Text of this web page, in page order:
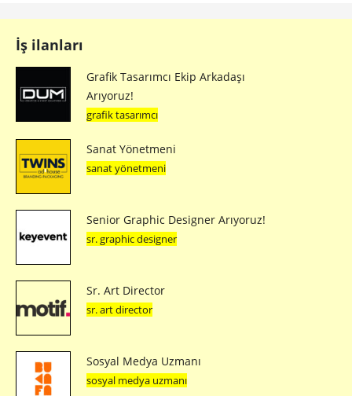
İş ilanları
Grafik Tasarımcı Ekip Arkadaşı
Arıyoruz!
grafik tasarımcı
Sanat Yönetmeni
sanat yönetmeni
Senior Graphic Designer Arıyoruz!
sr. graphic designer
Sr. Art Director
sr. art director
Sosyal Medya Uzmanı
sosyal medya uzmanı